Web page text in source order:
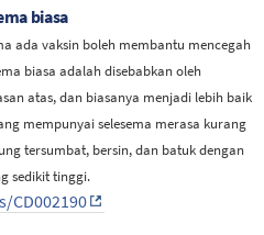
biasa
ada vaksin boleh membantu mencegah
biasa adalah disebabkan oleh
atas, dan biasanya menjadi lebih baik
mempunyai selesema merasa kurang
tersumbat, bersin, dan batuk dengan
sedikit tinggi.
CD002190